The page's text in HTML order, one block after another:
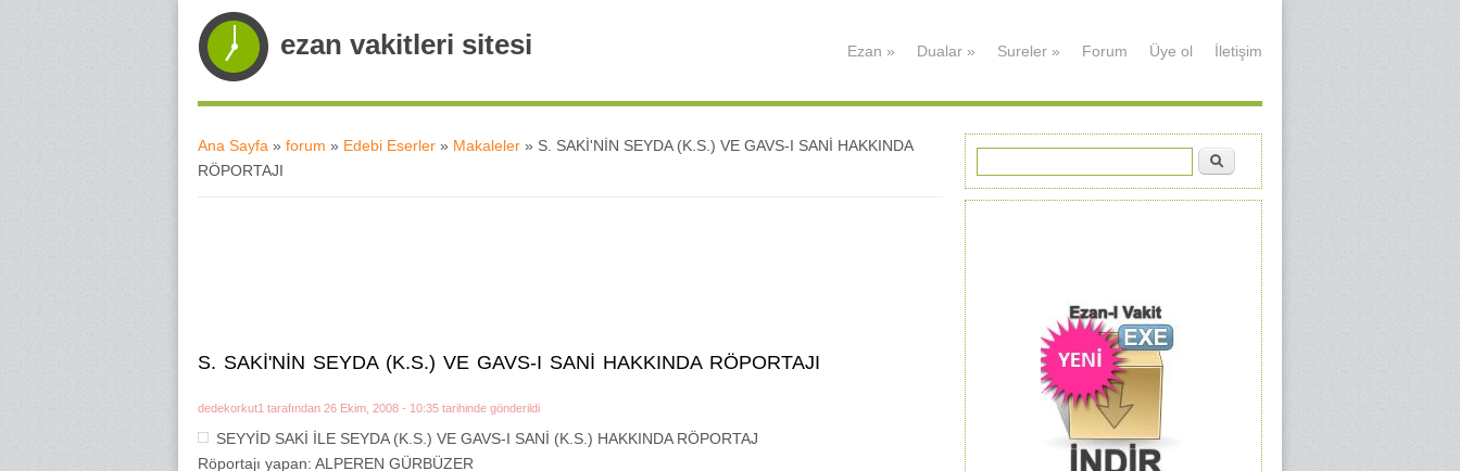
ezan vakitleri sitesi Ezan » Dualar » Sureler » Forum Üye ol İletişim
Buradasınız
Ana Sayfa » forum » Edebi Eserler » Makaleler » S. SAKİ'NİN SEYDA (K.S.) VE GAVS-I SANİ HAKKINDA
RÖPORTAJI
S. SAKİ'NİN SEYDA (K.S.) VE GAVS-I SANİ HAKKINDA RÖPORTAJI
dedekorkut1 tarafından 26 Ekim, 2008 - 10:35 tarihinde gönderildi
SEYYİD SAKİ İLE SEYDA (K.S.) VE GAVS-I SANİ (K.S.) HAKKINDA RÖPORTAJ
Röportajı yapan: ALPEREN GÜRBÜZER
Arama formu
Ara